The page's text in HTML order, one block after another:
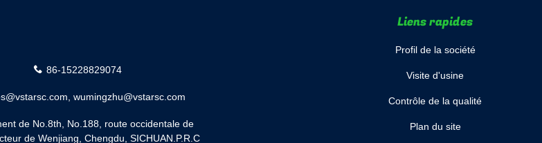
86-15228829074
wumingzhu@vstarsc.com
de No.8th, No.188, route occidentale de
de Wenjiang, Chengdu, SICHUAN.P.R.C
Liens rapides
Profil de la société
Visite d'usine
Contrôle de la qualité
Plan du site